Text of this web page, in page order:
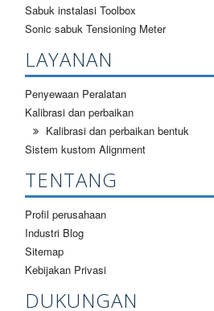
Sabuk instalasi Toolbox
Sonic sabuk Tensioning Meter
LAYANAN
Penyewaan Peralatan
Kalibrasi dan perbaikan
Kalibrasi dan perbaikan bentuk
Sistem kustom Alignment
TENTANG
Profil perusahaan
Industri Blog
Sitemap
Kebijakan Privasi
DUKUNGAN